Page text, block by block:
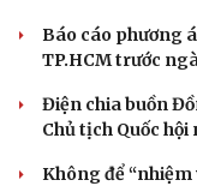
Báo cáo phương
TP.HCM trước
Điện chia buồn
Chủ tịch Quốc hội
Không để